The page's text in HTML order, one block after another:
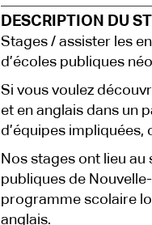
DESCRIPTION DU
Stages / assister les
d’écoles publiques
Si vous voulez
et en anglais dans un
d’équipes impliquées,
Nos stages ont lieu au
publiques de
programme scolaire
anglais.